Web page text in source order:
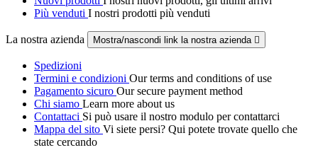
Più venduti I nostri prodotti più venduti
La nostra azienda Mostra/nascondi link la nostra azienda 
Spedizioni
Termini e condizioni Our terms and conditions of use
Pagamento sicuro Our secure payment method
Chi siamo Learn more about us
Contattaci Si può usare il nostro modulo per contattarci
Mappa del sito Vi siete persi? Qui potete trovate quello che
state cercando